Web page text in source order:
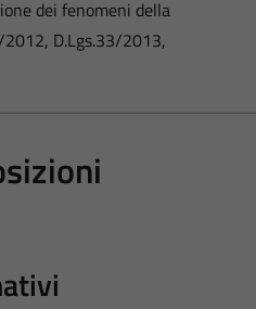
dei fenomeni della
D.Lgs.33/2013,